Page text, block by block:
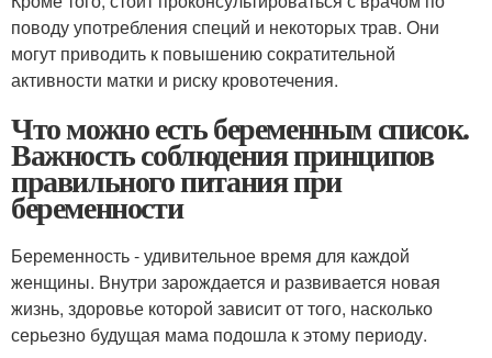
поводу употребления специй и некоторых трав. Они
могут приводить к повышению сократительной
активности матки и риску кровотечения.
Что можно есть беременным список.
Важность соблюдения принципов
правильного питания при
беременности
Беременность - удивительное время для каждой
женщины. Внутри зарождается и развивается новая
жизнь, здоровье которой зависит от того, насколько
серьезно будущая мама подошла к этому периоду.